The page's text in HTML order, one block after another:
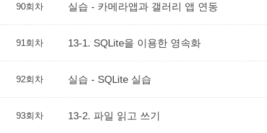
90회차 실습 - 카메라앱과 갤러리 앱 연동
91회차 13-1. SQLite을 이용한 영속화
92회차 실습 - SQLite 실습
93회차 13-2. 파일 읽고 쓰기